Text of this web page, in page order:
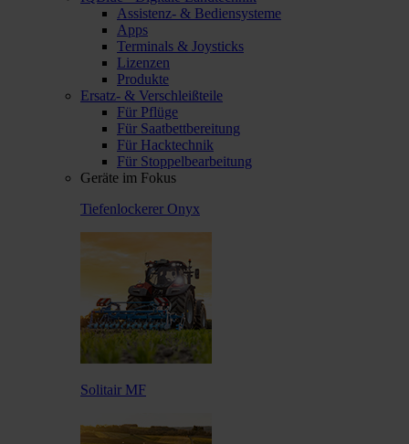
Assistenz- & Bediensysteme
Apps
Terminals & Joysticks
Lizenzen
Produkte
Ersatz- & Verschleißteile
Für Pflüge
Für Saatbettbereitung
Für Hacktechnik
Für Stoppelbearbeitung
Geräte im Fokus
Tiefenlockerer Onyx
Solitair MF